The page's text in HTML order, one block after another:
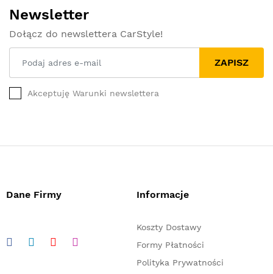
Newsletter
Dołącz do newslettera CarStyle!
ZAPISZ
Akceptuję Warunki newslettera
Dane Firmy Informacje
Koszty Dostawy
Formy Płatności
Polityka Prywatności